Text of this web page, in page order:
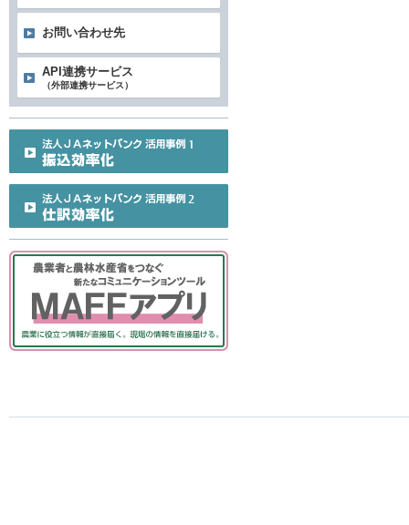
お問い合わせ先
API連携サービス
（外部連携サービス）